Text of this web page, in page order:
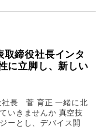
締役社長インタ
に立脚し、新しい
社長 菅 育正 一緒に北
いきませんか 真空技
ーとし、デバイス開